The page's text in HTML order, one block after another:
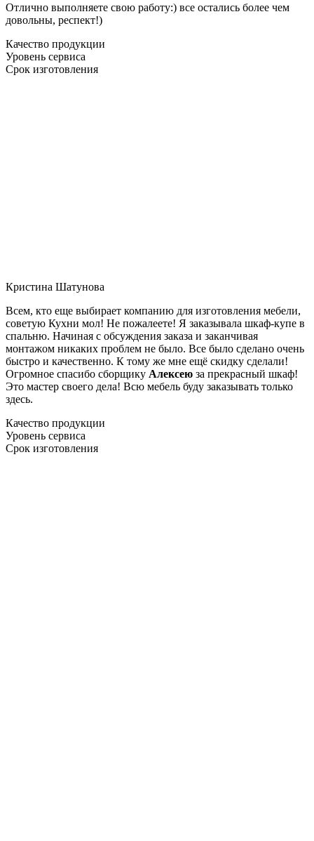
Отлично выполняете свою работу:) все остались более чем
довольны, респект!)
Качество продукции
Уровень сервиса
Срок изготовления
Кристина Шатунова
Всем, кто еще выбирает компанию для изготовления мебели,
советую Кухни мол! Не пожалеете! Я заказывала шкаф-купе в
спальню. Начиная с обсуждения заказа и заканчивая
монтажом никаких проблем не было. Все было сделано очень
быстро и качественно. К тому же мне ещё скидку сделали!
Огромное спасибо сборщику Алексею за прекрасный шкаф!
Это мастер своего дела! Всю мебель буду заказывать только
здесь.
Качество продукции
Уровень сервиса
Срок изготовления